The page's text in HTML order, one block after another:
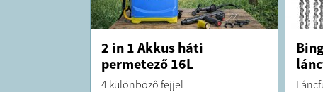
2 in 1 Akkus háti
permetező 16L
4 különböző fejjel